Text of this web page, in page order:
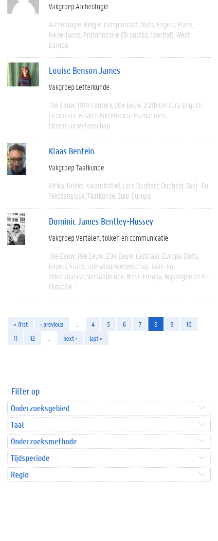
Vakgroep Archeologie
Archeologie België Comparatief Duits Engels Frans
Nederlands Protohistorie (bronstijd, Ijzertijd) West-
Europa
Louise Benson James
Vakgroep Letterkunde
19e Eeuw 19th Century 20e Eeuw 20th Century English
Literature Health And Medical Humanities
Literatuurwetenschap
Klaas Bentein
Vakgroep Taalkunde
Afrika Grieks Kwantitatief Late Oudheid Oudheid Taal- En
Tekstanalyse Taalkunde Zuid-Europa
Dominic James Bentley-Hussey
Vakgroep Vertalen, tolken en communicatie
18e Eeuw 19e Eeuw 20e Eeuw Centraal-Europa Duits
Engels Frans Literatuurwetenschap Taal- En
Tekstanalyse Vertaalkunde West-Europa Wijsbegeerte En
Filosofie
« first ‹ previous 4 5 6 7 8 9
10
11
12 next › last »
Filter op
Onderzoeksgebied
Taal
Onderzoeksmethode
Tijdsperiode
Regio